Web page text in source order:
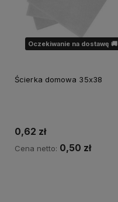
Oczekiwanie na dostawę 🚚
Ścierka domowa 35x38
0,62 zł
Cena netto: 0,50 zł